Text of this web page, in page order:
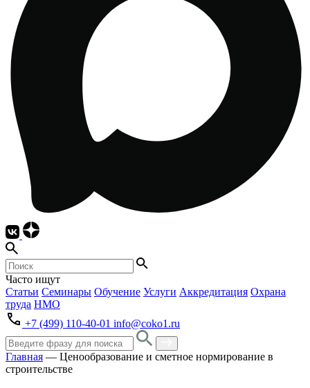
Часто ищут
Статьи Семинары Обучение Услуги Аккредитация Охрана
труда НМО
+7 (499) 110-40-01 info@coko1.ru
Главная — Ценообразование и сметное нормирование в
строительстве